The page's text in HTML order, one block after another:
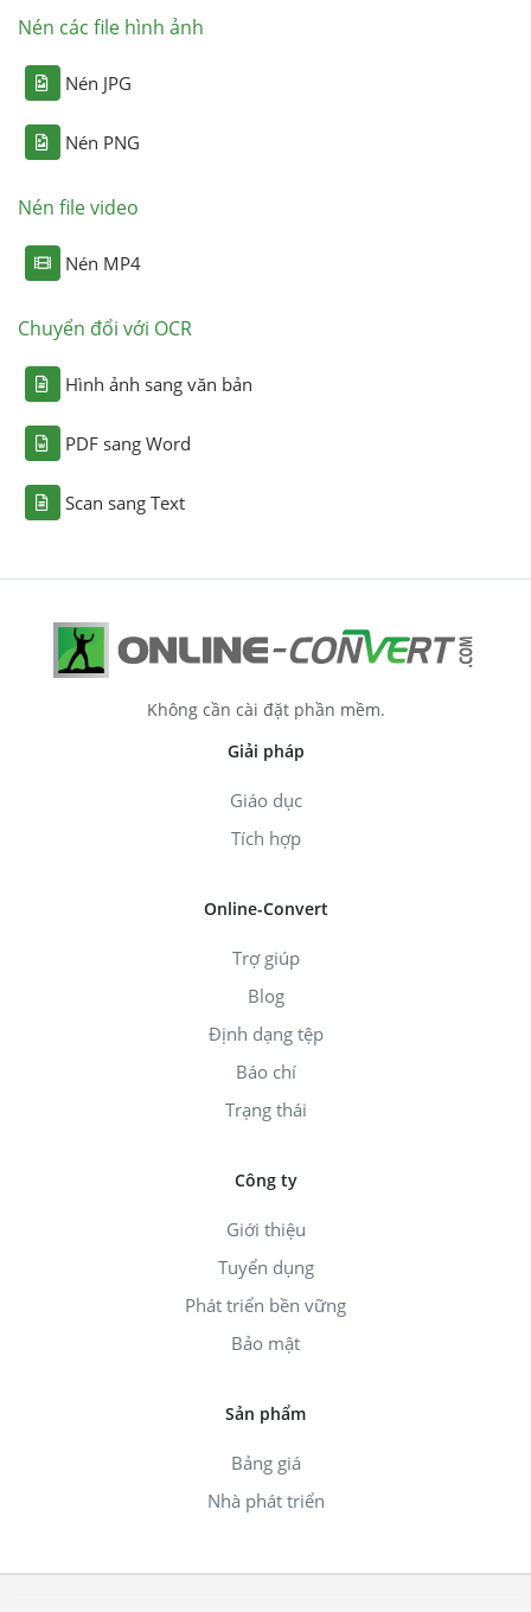
Nén các file hình ảnh
Nén JPG
Nén PNG
Nén file video
Nén MP4
Chuyển đổi với OCR
Hình ảnh sang văn bản
PDF sang Word
Scan sang Text
Không cần cài đặt phần mềm.
Giải pháp
Giáo dục
Tích hợp
Online-Convert
Trợ giúp
Blog
Định dạng tệp
Báo chí
Trạng thái
Công ty
Giới thiệu
Tuyển dụng
Phát triển bền vững
Bảo mật
Sản phẩm
Bảng giá
Nhà phát triển